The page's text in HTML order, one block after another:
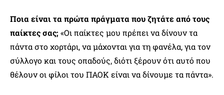
Ποια είναι τα πρώτα πράγματα που ζητάτε από τους
παίκτες σας; «Οι παίκτες μου πρέπει να δίνουν τα
πάντα στο χορτάρι, να μάχονται για τη φανέλα, για τον
σύλλογο και τους οπαδούς, διότι ξέρουν ότι αυτό που
θέλουν οι φίλοι του ΠΑΟΚ είναι να δίνουμε τα πάντα».